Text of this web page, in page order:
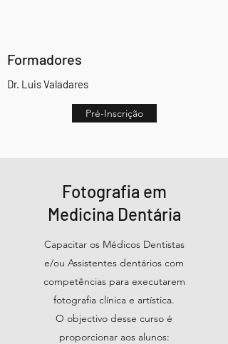
Formadores
Dr. Luis Valadares
Pré-Inscrição
Fotografia em
Medicina Dentária
Capacitar os Médicos Dentistas
e/ou Assistentes dentários com
competências para executarem
fotografia clínica e artística.
O objectivo desse curso é
proporcionar aos alunos: